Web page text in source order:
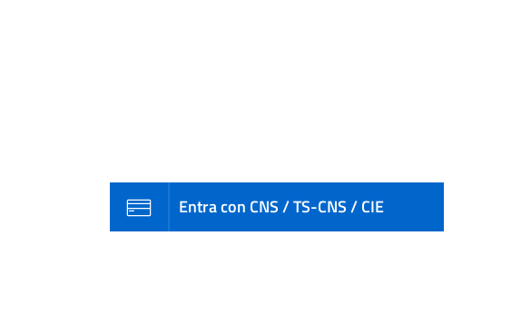
Entra con CNS / TS-CNS / CIE